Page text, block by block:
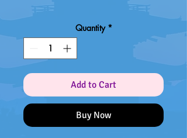
Quantity *
Add to Cart
Buy Now